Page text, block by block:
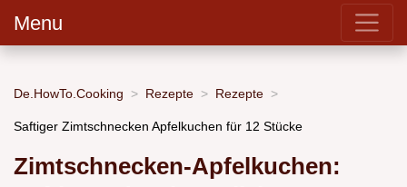
Menu
De.HowTo.Cooking Rezepte Rezepte
Saftiger Zimtschnecken Apfelkuchen für 12 Stücke
Zimtschnecken-Apfelkuchen: